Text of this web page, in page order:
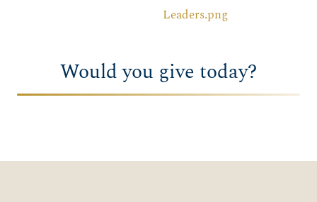
Would you give today?